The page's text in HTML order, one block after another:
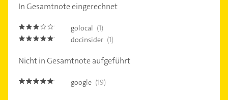
In Gesamtnote eingerechnet
3.0 golocal (1)
5.0 docinsider (1)
Nicht in Gesamtnote aufgeführt
4.8 google (19)